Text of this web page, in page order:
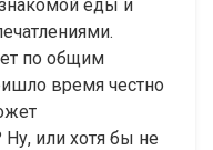
еды и
по общим
время честно
Ну, или хотя бы не